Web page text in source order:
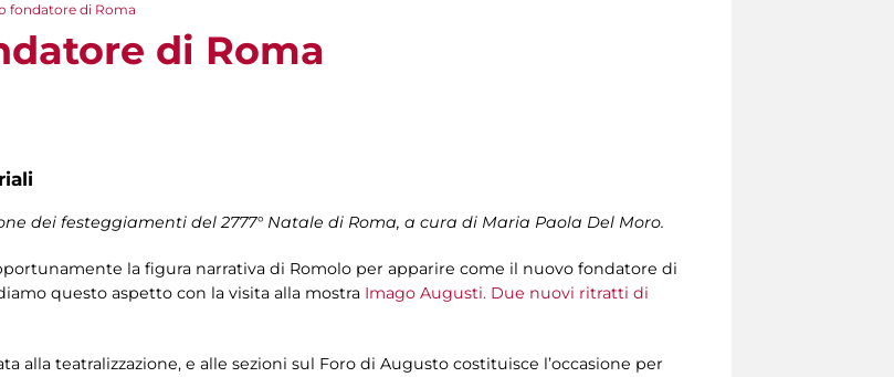
fondatore di Roma
di Roma
dei festeggiamenti del 2777° Natale di Roma, a cura di Maria Paola Del Moro.
la figura narrativa di Romolo per apparire come il nuovo fondatore di
questo aspetto con la visita alla mostra Imago Augusti. Due nuovi ritratti di
alla teatralizzazione, e alle sezioni sul Foro di Augusto costituisce l’occasione per